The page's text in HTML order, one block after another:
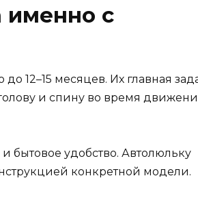
именно с
12–15 месяцев. Их главная
и спину во время
бытовое удобство. Автолюльку
конкретной модели.